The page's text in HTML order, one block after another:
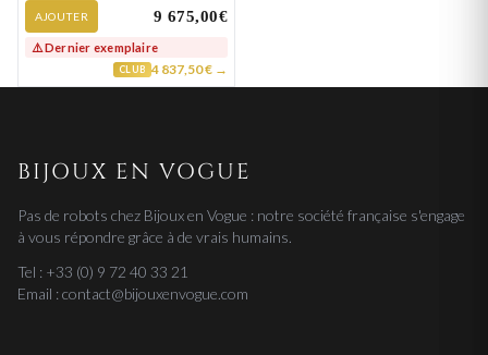
AJOUTER 9 675,00€
⚠️ Dernier exemplaire
CLUB 4 837,50 € →
BIJOUX EN VOGUE
Pas de robots chez Bijoux en Vogue : notre société française s'engage
à vous répondre grâce à de vrais humains.
Tel : +33 (0) 9 72 40 33 21
Email : contact@bijouxenvogue.com